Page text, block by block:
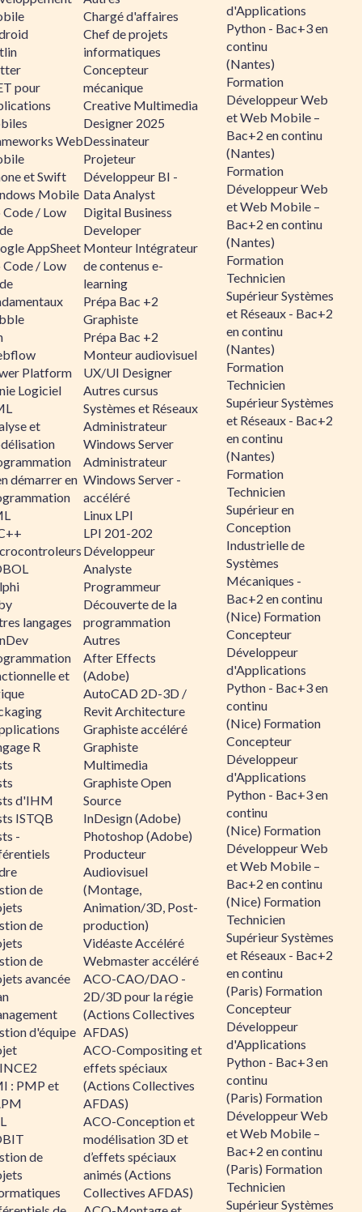
pour
Web
et Swift
Mobile
/ Low
AppSheet
/ Low
Platform
Logiciel
et
démarrer en
langages
et
R
d'IHM
ISTQB
-
de
de
de
avancée
d'équipe
: PMP et
de
Chargé d'affaires
Chef de projets
informatiques
Concepteur
mécanique
Creative Multimedia
Designer 2025
Dessinateur
Projeteur
Développeur BI -
Data Analyst
Digital Business
Developer
Monteur Intégrateur
de contenus e-
learning
Prépa Bac +2
Graphiste
Prépa Bac +2
Monteur audiovisuel
UX/UI Designer
Autres cursus
Systèmes et Réseaux
Administrateur
Windows Server
Administrateur
Windows Server -
accéléré
Linux LPI
LPI 201-202
Développeur
Analyste
Programmeur
Découverte de la
programmation
Autres
After Effects
(Adobe)
AutoCAD 2D-3D /
Revit Architecture
Graphiste accéléré
Graphiste
Multimedia
Graphiste Open
Source
InDesign (Adobe)
Photoshop (Adobe)
Producteur
Audiovisuel
(Montage,
Animation/3D, Post-
production)
Vidéaste Accéléré
Webmaster accéléré
ACO-CAO/DAO -
2D/3D pour la régie
(Actions Collectives
AFDAS)
ACO-Compositing et
effets spéciaux
(Actions Collectives
AFDAS)
ACO-Conception et
modélisation 3D et
d’effets spéciaux
animés (Actions
Collectives AFDAS)
d'Applications
Python - Bac+3 en
continu
(Nantes)
Formation
Développeur Web
et Web Mobile –
Bac+2 en continu
(Nantes)
Formation
Développeur Web
et Web Mobile –
Bac+2 en continu
(Nantes)
Formation
Technicien
Supérieur Systèmes
et Réseaux - Bac+2
en continu
(Nantes)
Formation
Technicien
Supérieur Systèmes
et Réseaux - Bac+2
en continu
(Nantes)
Formation
Technicien
Supérieur en
Conception
Industrielle de
Systèmes
Mécaniques -
Bac+2 en continu
(Nice) Formation
Concepteur
Développeur
d'Applications
Python - Bac+3 en
continu
(Nice) Formation
Concepteur
Développeur
d'Applications
Python - Bac+3 en
continu
(Nice) Formation
Développeur Web
et Web Mobile –
Bac+2 en continu
(Nice) Formation
Technicien
Supérieur Systèmes
et Réseaux - Bac+2
en continu
(Paris) Formation
Concepteur
Développeur
d'Applications
Python - Bac+3 en
continu
(Paris) Formation
Développeur Web
et Web Mobile –
Bac+2 en continu
(Paris) Formation
Technicien
Supérieur Systèmes